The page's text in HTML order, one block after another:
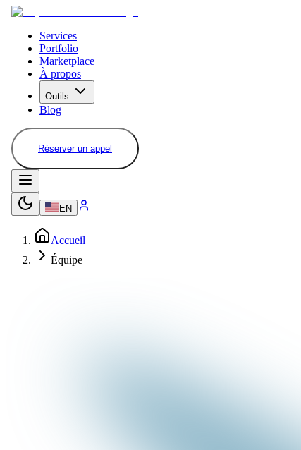
Services
Portfolio
Marketplace
À propos
Outils
Blog
Réserver un appel
EN
Accueil
Équipe